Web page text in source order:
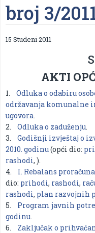
broj 3/
15 Studeni 2011
AKTI
1. Odluka o odabiru
održavanja komunalne
ugovora.
2. Odluka o zaduženju.
3. Godišnji izvještaj o
2010. godinu(opći dio:
rashodi, ).
4. I. Rebalans
dio: prihodi, rashodi,
rashodi, plan razvojnih
5. Program javnih
godinu.
6. Zaključak o